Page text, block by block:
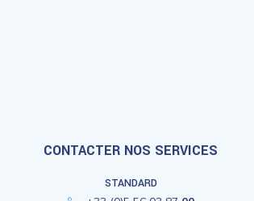
CONTACTER NOS SERVICES
STANDARD